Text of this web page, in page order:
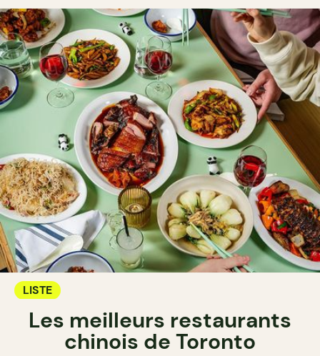
LISTE
Les meilleurs restaurants
chinois de Toronto